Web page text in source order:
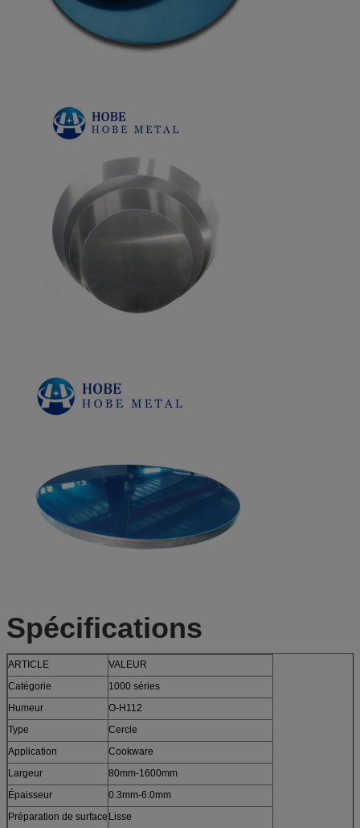
Spécifications
ARTICLE
VALEUR
Catégorie
1000 séries
Humeur
O-H112
Type
Cercle
Application
Cookware
Largeur
80mm-1600mm
Épaisseur
0.3mm-6.0mm
Préparation de surface Lisse